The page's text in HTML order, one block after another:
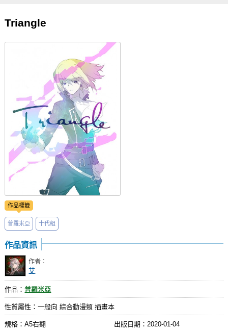
會員功能選單
註冊會員
登入
Triangle
作品標籤
普羅米亞 十代組
作品資訊
作者：
艾
作品：普羅米亞
性質屬性：一般向 綜合動漫類 插畫本
規格：A5右翻 出版日期： 2020-01-04